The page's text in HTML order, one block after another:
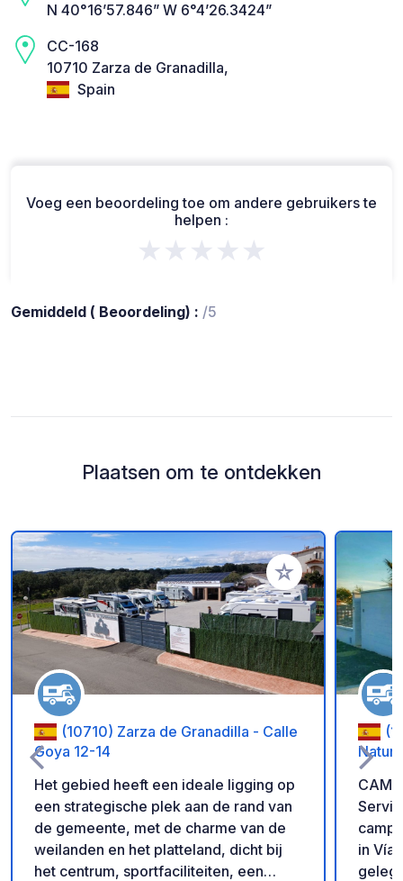
N 40°16’57.846” W 6°4’26.3424”
CC-168
10710 Zarza de Granadilla,
Spain
Voeg een beoordeling toe om andere gebruikers te
helpen :
★★★★★
Gemiddeld ( Beoordeling) : /5
Plaatsen om te ontdekken
Voeg toe aan je
(10710) Zarza de Granadilla - Calle
Goya 12-14
Het gebied heeft een ideale ligging op
een strategische plek aan de rand van
de gemeente, met de charme van de
weilanden en het platteland, dicht bij
het centrum, sportfaciliteiten, een
Nature
in Vía